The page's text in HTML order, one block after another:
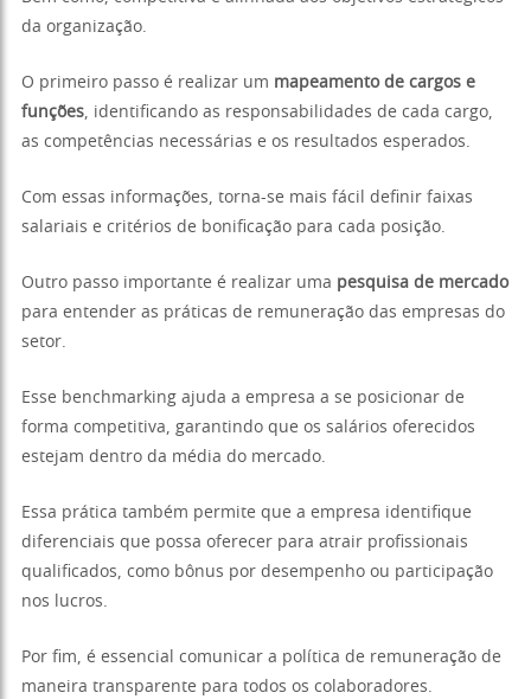
da organização.
O primeiro passo é realizar um mapeamento de cargos e
funções, identificando as responsabilidades de cada cargo,
as competências necessárias e os resultados esperados.
Com essas informações, torna-se mais fácil definir faixas
salariais e critérios de bonificação para cada posição.
Outro passo importante é realizar uma pesquisa de mercado
para entender as práticas de remuneração das empresas do
setor.
Esse benchmarking ajuda a empresa a se posicionar de
forma competitiva, garantindo que os salários oferecidos
estejam dentro da média do mercado.
Essa prática também permite que a empresa identifique
diferenciais que possa oferecer para atrair profissionais
qualificados, como bônus por desempenho ou participação
nos lucros.
Por fim, é essencial comunicar a política de remuneração de
maneira transparente para todos os colaboradores.